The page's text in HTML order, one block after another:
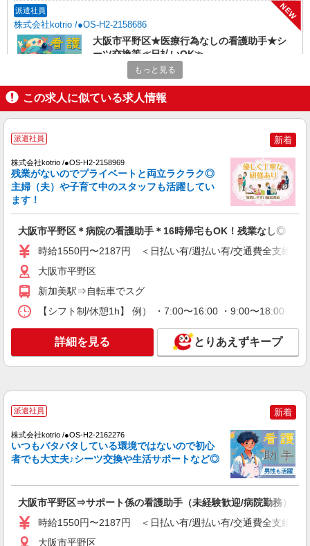
派遣社員
株式会社kotrio /●OS-H2-2158686
NEW
大阪市平野区★医療行為なしの看護助手★シ
ーツ交換等≪日払いOK≫
時給1550円〜2187円 ＜日払い有/週払い有/交
通費全支給(ガソリン代含む)＞
大阪市平野区
派遣社員
株式会社kotrio /●OS-H2-2158796
NEW
大阪市平野区のナースエイド＊初心者でも医
時給1550円〜2187円 ＜日払い有/週払い有/交
通費全支給(ガソリン代含む)＞
大阪市平野区
キープ
派遣社員
株式会社kotrio /●OS-H2-2118344
NEW
大阪市平野区＊日勤のみ/残業なし！健康管理
メインの看護スタッフ
キープ 詳細を見る
派遣社員 NEW
＜大阪市平野区＞病院の看護助手＊医療行為
はありません！補助のみ！
時給1550円〜2187円 ＜日払い有/週払い有/交
通費全支給(ガソリン代含む)＞
もっと見る
この求人に似ている求人情報
派遣社員 新着
株式会社kotrio /●OS-H2-2158969
残業がないのでプライベートと両立ラクラク◎
主婦（夫）や子育て中のスタッフも活躍してい
ます！
大阪市平野区＊病院の看護助手＊16時帰宅もOK！残業なし◎
時給1550円〜2187円 ＜日払い有/週払い有/交通費全支給(ガ
大阪市平野区
新加美駅⇒自転車でスグ
【シフト制/休憩1h】 例） ・7:00〜16:00 ・9:00〜18:00
詳細を見る とりあえずキープ
派遣社員 新着
株式会社kotrio /●OS-H2-2162276
いつもバタバタしている環境ではないので初心
者でも大丈夫♪シーツ交換や生活サポートなど◎
大阪市平野区⇒サポート係の看護助手（未経験歓迎/病院勤務）
時給1550円〜2187円 ＜日払い有/週払い有/交通費全支給(ガ
大阪市平野区